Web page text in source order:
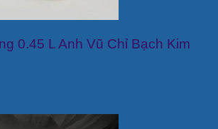
0.45 L Anh Vũ Chỉ Bạch Kim